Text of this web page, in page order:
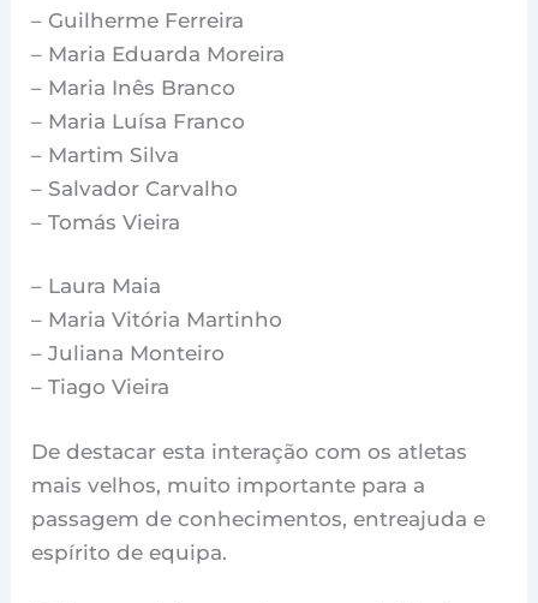
– Guilherme Ferreira
– Maria Eduarda Moreira
– Maria Inês Branco
– Maria Luísa Franco
– Martim Silva
– Salvador Carvalho
– Tomás Vieira
– Laura Maia
– Maria Vitória Martinho
– Juliana Monteiro
– Tiago Vieira
De destacar esta interação com os atletas
mais velhos, muito importante para a
passagem de conhecimentos, entreajuda e
espírito de equipa.